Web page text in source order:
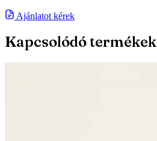
Ajánlatot kérek
Kapcsolódó termékek